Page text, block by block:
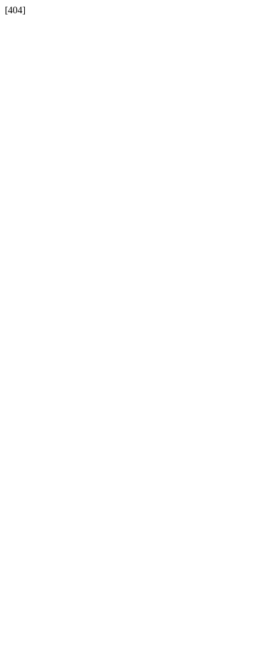
[404]